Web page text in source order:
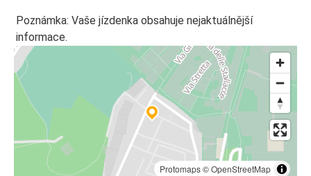
Poznámka: Vaše jízdenka obsahuje nejaktuálnější
informace.
Protomaps©OpenStreetMap